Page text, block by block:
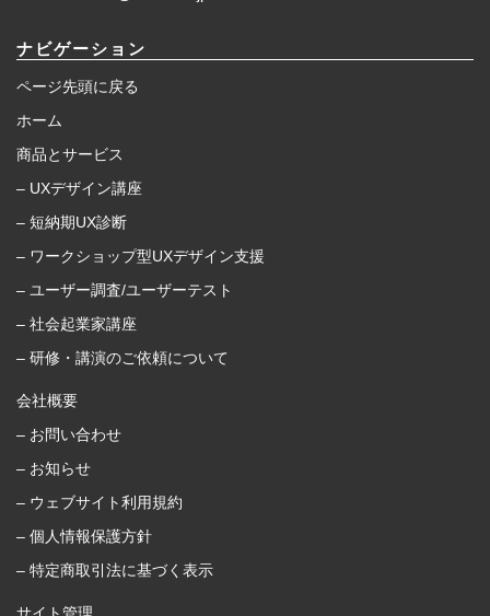
ナビゲーション
ページ先頭に戻る
ホーム
商品とサービス
– UXデザイン講座
– 短納期UX診断
– ワークショップ型UXデザイン支援
– ユーザー調査/ユーザーテスト
– 社会起業家講座
– 研修・講演のご依頼について
会社概要
– お問い合わせ
– お知らせ
– ウェブサイト利用規約
– 個人情報保護方針
– 特定商取引法に基づく表示